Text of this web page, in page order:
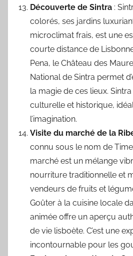
Découverte de Sintra :
colorés, ses jardins
microclimat frais, est une
courte distance de
Pena, le Château des
National de Sintra permet
la magie de ces lieux.
culturelle et historique,
l’imagination.
Visite du marché de la
connu sous le nom de
marché est un mélange
nourriture traditionnelle et
vendeurs de fruits et
Goûter à la cuisine locale
animée offre un aperçu
de vie lisboète. C’est une
incontournable pour les